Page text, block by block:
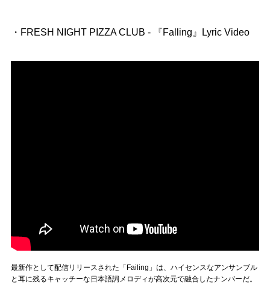
・FRESH NIGHT PIZZA CLUB - 『Falling』Lyric Video
最新作として配信リリースされた「Failing」は、ハイセンスなアンサンブル
と耳に残るキャッチーな日本語詞メロディが高次元で融合したナンバーだ。